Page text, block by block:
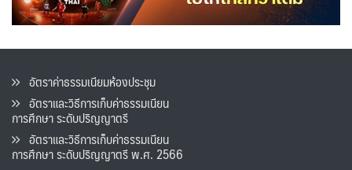
อัตราค่าธรรมเนียมห้องประชุม
อัตราและวิธีการเก็บค่าธรรมเนียน
การศึกษา ระดับปริญญาตรี
อัตราและวิธีการเก็บค่าธรรมเนียน
การศึกษา ระดับปริญญาตรี พ.ศ. 2566